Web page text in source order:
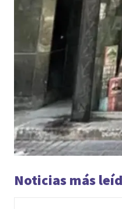
Noticias más